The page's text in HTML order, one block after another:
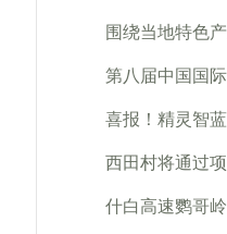
围绕当地特色
第八届中国国
喜报！精灵智
西田村将通过
什白高速鹦哥